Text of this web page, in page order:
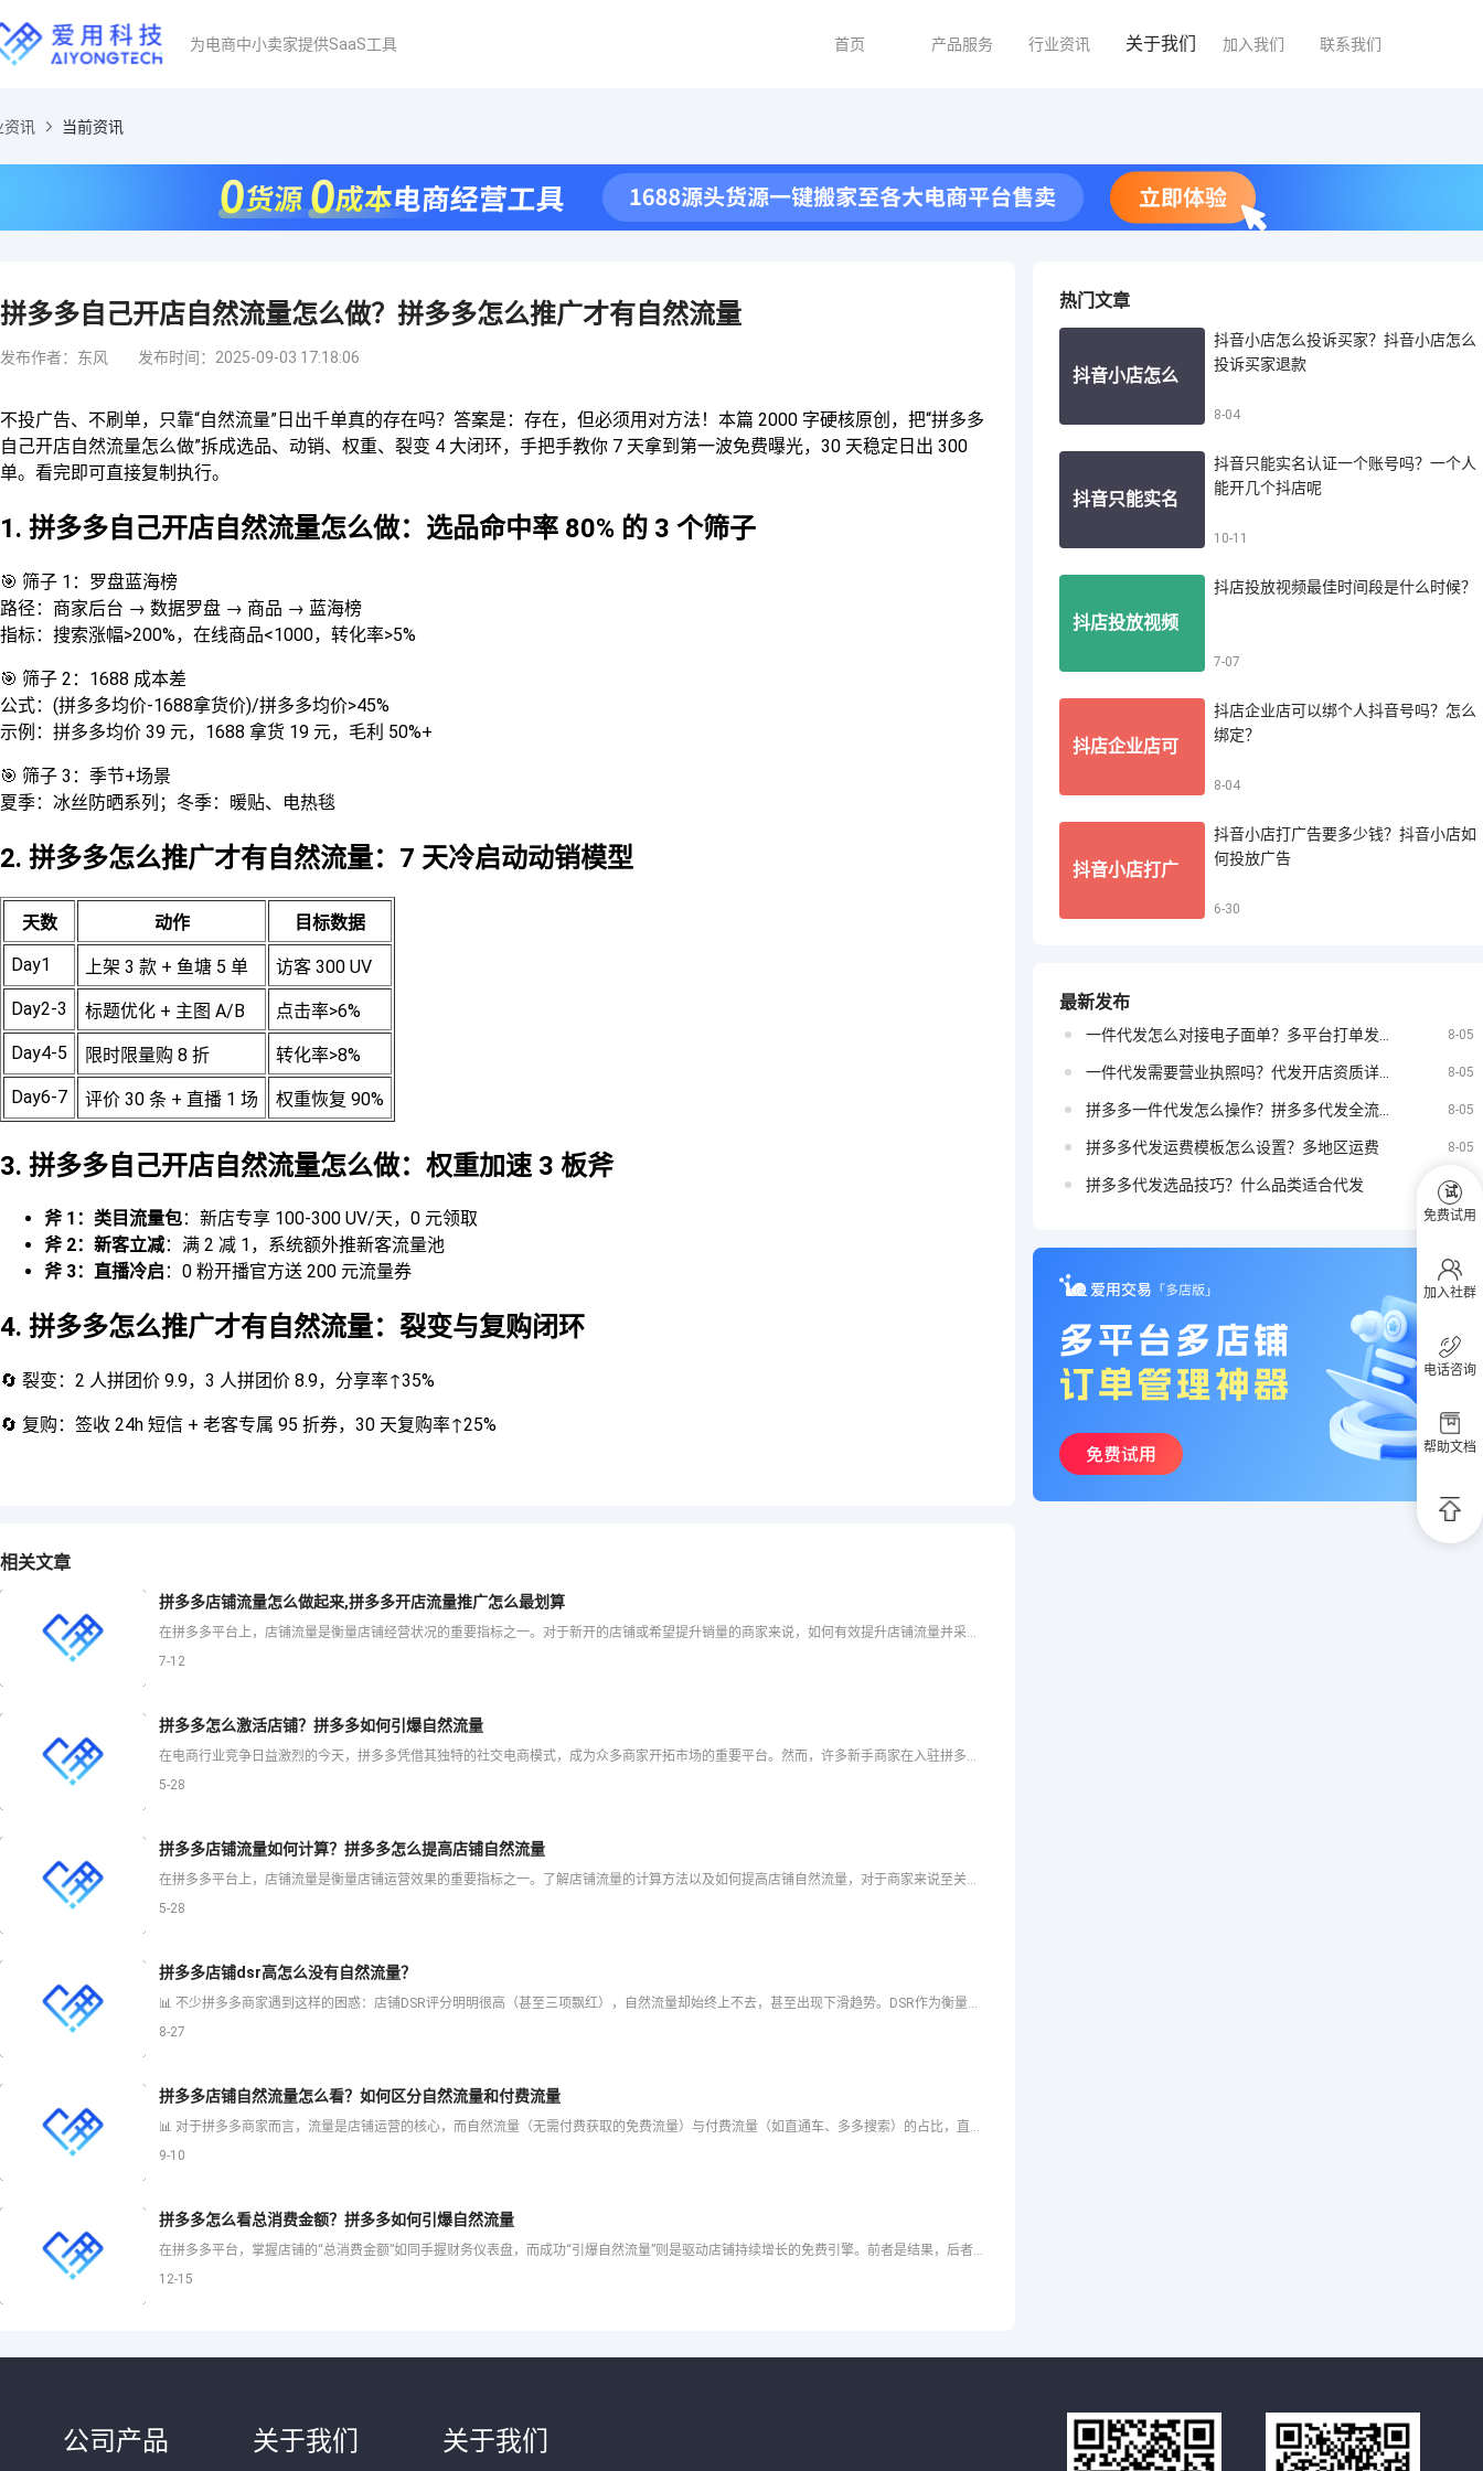
为电商中小卖家提供SaaS工具 首页 产品服务 行业资讯 关于我们 加入我们 联系我们
资讯 当前资讯
拼多多自己开店自然流量怎么做？拼多多怎么推广才有自然流量
发布作者：东风 发布时间：2025-09-03 17:18:06
不投广告、不刷单，只靠“自然流量”日出千单真的存在吗？答案是：存在，但必须用对方法！本篇 2000 字硬核原创，把“拼多多
自己开店自然流量怎么做”拆成选品、动销、权重、裂变 4 大闭环，手把手教你 7 天拿到第一波免费曝光，30 天稳定日出 300
单。看完即可直接复制执行。
1. 拼多多自己开店自然流量怎么做：选品命中率 80% 的 3 个筛子
🎯 筛子 1：罗盘蓝海榜
路径：商家后台 → 数据罗盘 → 商品 → 蓝海榜
指标：搜索涨幅>200%，在线商品<1000，转化率>5%
🎯 筛子 2：1688 成本差
公式：(拼多多均价-1688拿货价)/拼多多均价>45%
示例：拼多多均价 39 元，1688 拿货 19 元，毛利 50%+
🎯 筛子 3：季节+场景
夏季：冰丝防晒系列；冬季：暖贴、电热毯
2. 拼多多怎么推广才有自然流量：7 天冷启动动销模型
天数 动作
目标数据
Day1
上架 3 款 + 鱼塘 5 单
访客 300 UV
Day2-3
标题优化 + 主图 A/B
点击率>6%
Day4-5
限时限量购 8 折
转化率>8%
Day6-7
评价 30 条 + 直播 1 场 权重恢复 90%
3. 拼多多自己开店自然流量怎么做：权重加速 3 板斧
斧 1：类目流量包：新店专享 100-300 UV/天，0 元领取
斧 2：新客立减：满 2 减 1，系统额外推新客流量池
斧 3：直播冷启 ：0 粉开播官方送 200 元流量券
4. 拼多多怎么推广才有自然流量：裂变与复购闭环
🔄 裂变：2 人拼团价 9.9，3 人拼团价 8.9，分享率↑35%
🔄 复购：签收 24h 短信 + 老客专属 95 折券，30 天复购率↑25%
热门文章
抖音小店怎么
音小店怎么投
诉买家退款
抖音小店怎么投诉买家？抖音小店怎么
投诉买家退款
8-04
抖音只能实名
吗？一个人能
开几个抖店呢
抖音只能实名认证一个账号吗？一个人
能开几个抖店呢
10-11
抖店投放视频
什么时候？
抖店投放视频最佳时间段是什么时候？
7-07
抖店企业店可
定？
抖店企业店可以绑个人抖音号吗？怎么
绑定？
8-04
抖音小店打广
抖音小店如何
投放广告
抖音小店打广告要多少钱？抖音小店如
何投放广告
6-30
最新发布
8-05
8-05
8-05
拼多多代发运费模板怎么设置？多地区运费 8-05
拼多多代发选品技巧？什么品类适合代发 8-05
相关文章
拼多多店铺流量怎么做起来,拼多多开店流量推广怎么最划算
在拼多多平台上，店铺流量是衡量店铺经营状况的重要指标之一。对于新开的店铺或希望提升销量的商家来说，如何有效提升店铺流量并采取最划算的推广方式是关键。本文将分享一些实用的拼多多店铺流量提升策略和推广技巧
7-12
拼多多怎么激活店铺？拼多多如何引爆自然流量
在电商行业竞争日益激烈的今天，拼多多凭借其独特的社交电商模式，成为众多商家开拓市场的重要平台。然而，许多新手商家在入驻拼多多后，面临着店铺无法正常运营、流量稀少等问题。本文将详细介绍拼多多店铺激活的具
5-28
拼多多店铺流量如何计算？拼多多怎么提高店铺自然流量
在拼多多平台上，店铺流量是衡量店铺运营效果的重要指标之一。了解店铺流量的计算方法以及如何提高店铺自然流量，对于商家来说至关重要。本文将为你详细解答拼多多店铺流量的计算方式，并提供一些实用的策略来提升店
5-28
拼多多店铺dsr高怎么没有自然流量？
📊 不少拼多多商家遇到这样的困惑：店铺DSR评分明明很高（甚至三项飘红），自然流量却始终上不去，甚至出现下滑趋势。DSR作为衡量店铺服务质量的重要指标，确实会影响平台对店铺的评价，但它并非决定自然流
8-27
拼多多店铺自然流量怎么看？如何区分自然流量和付费流量
📊 对于拼多多商家而言，流量是店铺运营的核心，而自然流量（无需付费获取的免费流量）与付费流量（如直通车、多多搜索）的占比，直接影响店铺的盈利空间和长期发展。很多商家困惑：如何在后台找到自然流量的数据
9-10
拼多多怎么看总消费金额？拼多多如何引爆自然流量
在拼多多平台，掌握店铺的“总消费金额”如同手握财务仪表盘，而成功“引爆自然流量”则是驱动店铺持续增长的免费引擎。前者是结果，后者是原因，两者结合构成了店铺健康度的核心诊断指标。许多商家或苦于找不到准确
12-15
公司产品 关于我们 关于我们
试
免费试用
加入社群
电话咨询
帮助文档